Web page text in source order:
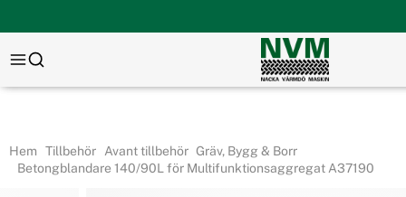
Hem Tillbehör Avant tillbehör Gräv, Bygg & Borr
Betongblandare 140/90L för Multifunktionsaggregat A37190